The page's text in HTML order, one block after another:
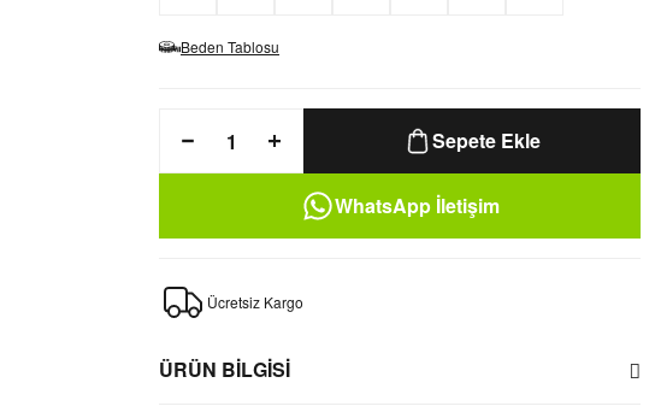
Beden Tablosu
Sepete Ekle
WhatsApp İletişim
Ücretsiz Kargo
ÜRÜN BİLGİSİ